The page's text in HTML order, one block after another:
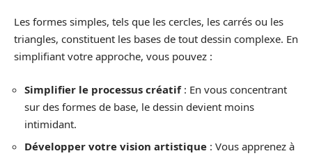
Les formes simples, tels que les cercles, les carrés ou les
triangles, constituent les bases de tout dessin complexe. En
simplifiant votre approche, vous pouvez :
Simplifier le processus créatif: En vous concentrant
sur des formes de base, le dessin devient moins
intimidant.
Développer votre vision artistique : Vous apprenez à